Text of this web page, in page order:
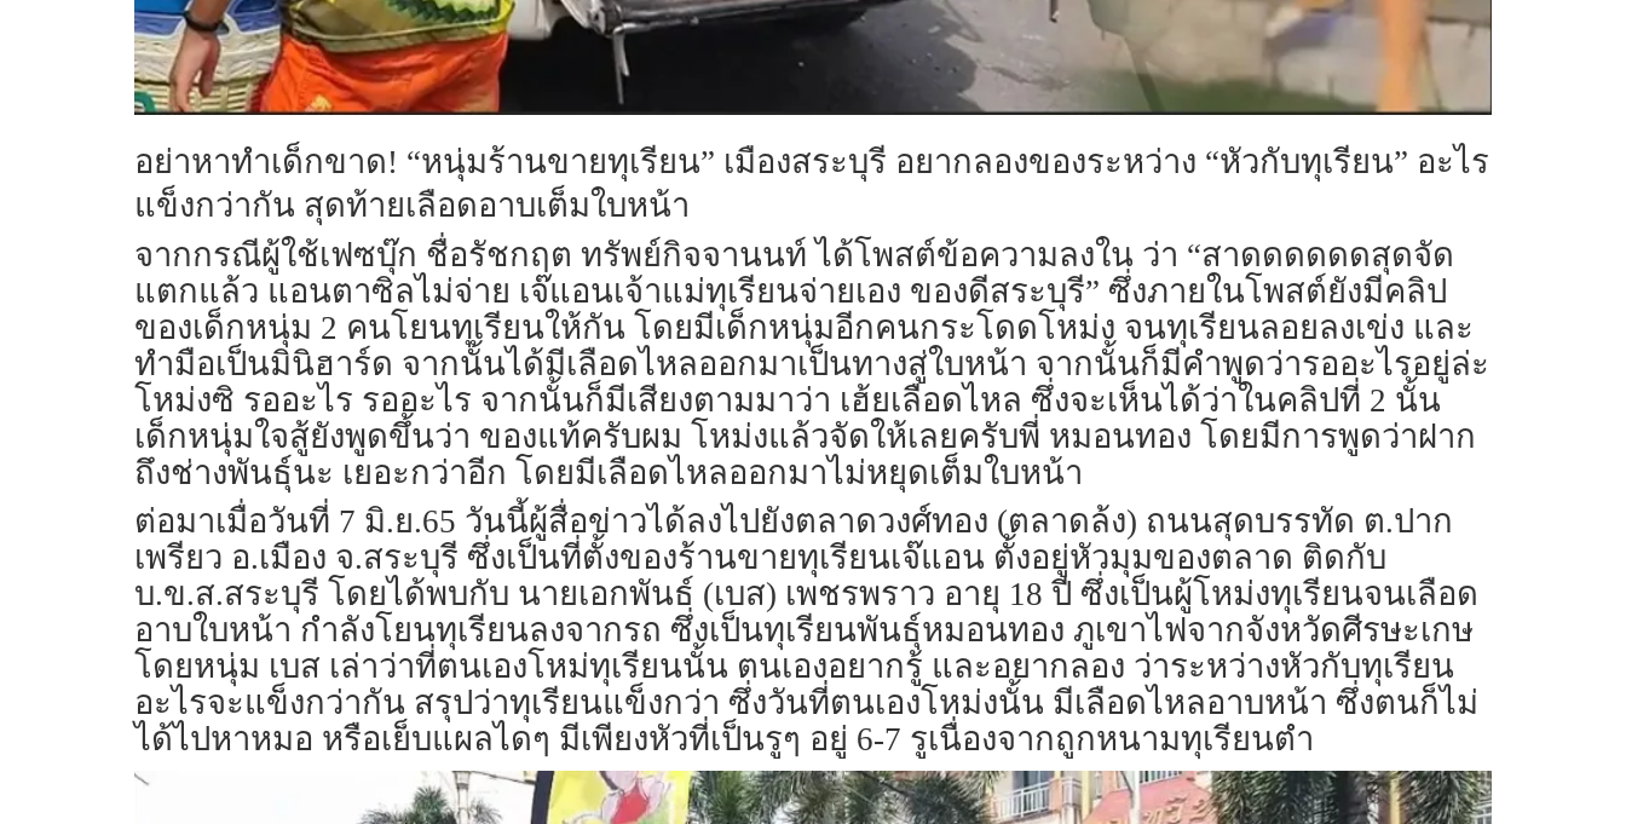
อย่าหาทำเด็กขาด! “หนุ่มร้านขายทุเรียน” เมืองสระบุรี อยากลองของระหว่าง “หัวกับทุเรียน” อะไร
แข็งกว่ากัน สุดท้ายเลือดอาบเต็มใบหน้า
จากกรณีผู้ใช้เฟซบุ๊ก ชื่อรัชกฤต ทรัพย์กิจจานนท์ ได้โพสต์ข้อความลงใน ว่า “สาดดดดดดสุดจัด
แตกแล้ว แอนตาซิลไม่จ่าย เจ๊แอนเจ้าแม่ทุเรียนจ่ายเอง ของดีสระบุรี” ซึ่งภายในโพสต์ยังมีคลิป
ของเด็กหนุ่ม 2 คนโยนทุเรียนให้กัน โดยมีเด็กหนุ่มอีกคนกระโดดโหม่ง จนทุเรียนลอยลงเข่ง และ
ทำมือเป็นมินิฮาร์ด จากนั้นได้มีเลือดไหลออกมาเป็นทางสู่ใบหน้า จากนั้นก็มีคำพูดว่ารออะไรอยู่ล่ะ
โหม่งซิ รออะไร รออะไร จากนั้นก็มีเสียงตามมาว่า เฮ้ยเลือดไหล ซึ่งจะเห็นได้ว่าในคลิปที่ 2 นั้น
เด็กหนุ่มใจสู้ยังพูดขึ้นว่า ของแท้ครับผม โหม่งแล้วจัดให้เลยครับพี่ หมอนทอง โดยมีการพูดว่าฝาก
ถึงช่างพันธุ์นะ เยอะกว่าอีก โดยมีเลือดไหลออกมาไม่หยุดเต็มใบหน้า
ต่อมาเมื่อวันที่ 7 มิ.ย.65 วันนี้ผู้สื่อข่าวได้ลงไปยังตลาดวงศ์ทอง (ตลาดล้ง) ถนนสุดบรรทัด ต.ปาก
เพรียว อ.เมือง จ.สระบุรี ซึ่งเป็นที่ตั้งของร้านขายทุเรียนเจ๊แอน ตั้งอยู่หัวมุมของตลาด ติดกับ
บ.ข.ส.สระบุรี โดยได้พบกับ นายเอกพันธ์ (เบส) เพชรพราว อายุ 18 ปี ซึ่งเป็นผู้โหม่งทุเรียนจนเลือด
อาบใบหน้า กำลังโยนทุเรียนลงจากรถ ซึ่งเป็นทุเรียนพันธุ์หมอนทอง ภูเขาไฟจากจังหวัดศีรษะเกษ
โดยหนุ่ม เบส เล่าว่าที่ตนเองโหม่ทุเรียนนั้น ตนเองอยากรู้ และอยากลอง ว่าระหว่างหัวกับทุเรียน
อะไรจะแข็งกว่ากัน สรุปว่าทุเรียนแข็งกว่า ซึ่งวันที่ตนเองโหม่งนั้น มีเลือดไหลอาบหน้า ซึ่งตนก็ไม่
ได้ไปหาหมอ หรือเย็บแผลไดๆ มีเพียงหัวที่เป็นรูๆ อยู่ 6-7 รูเนื่องจากถูกหนามทุเรียนตำ